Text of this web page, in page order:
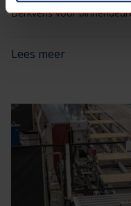
Berkvens voor
Lees meer